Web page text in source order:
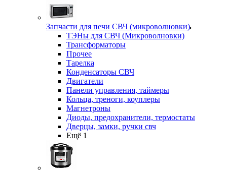
Запчасти для печи СВЧ (микроволновки)
ТЭНы для СВЧ (Микроволновки)
Трансформаторы
Прочее
Тарелка
Конденсаторы СВЧ
Двигатели
Панели управления, таймеры
Кольца, треноги, коуплеры
Магнетроны
Диоды, предохранители, термостаты
Дверцы, замки, ручки свч
Ещё 1